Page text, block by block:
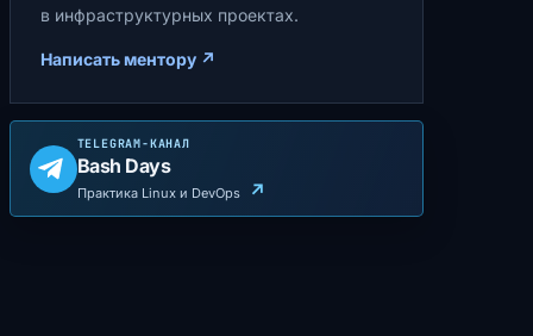
в инфраструктурных проектах.
Написать ментору ↗
TELEGRAM-КАНАЛ
Bash Days
Практика Linux и DevOps ↗